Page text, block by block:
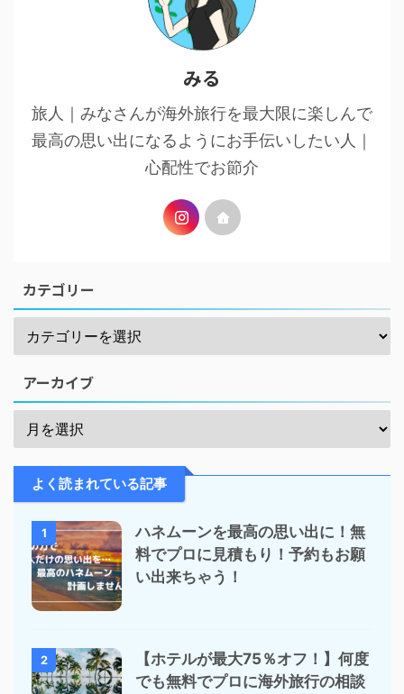
みる
旅人｜みなさんが海外旅行を最大限に楽しんで
最高の思い出になるようにお手伝いしたい人｜
心配性でお節介
カテゴリー
アーカイブ
よく読まれている記事
1
ハネムーンを最高の思い出に！無
料でプロに見積もり！予約もお願
い出来ちゃう！
2
【ホテルが最大75％オフ！】何度
でも無料でプロに海外旅行の相談